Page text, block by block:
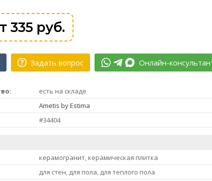
335 руб.
Задать вопрос Онлайн-
есть на складе
Ametis by Estima
#34404
керамогранит, керамическая плитка
для стен, для пола, для теплого пола